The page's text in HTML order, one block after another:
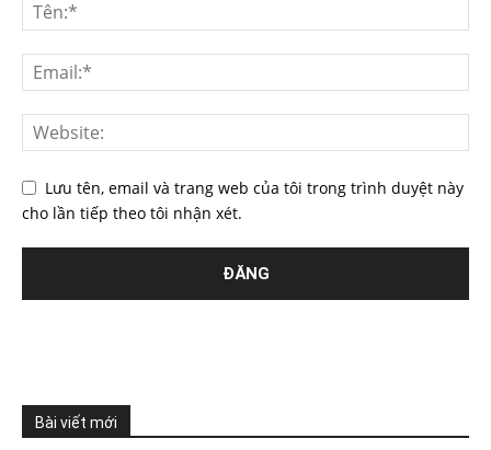
Lưu tên, email và trang web của tôi trong trình duyệt này
cho lần tiếp theo tôi nhận xét.
Bài viết mới